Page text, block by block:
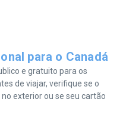
para o Canadá
e gratuito para os
de viajar, verifique se o
exterior ou se seu cartão